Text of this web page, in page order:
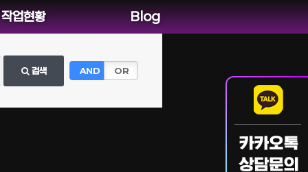
작업현황 Blog
검색 AND OR